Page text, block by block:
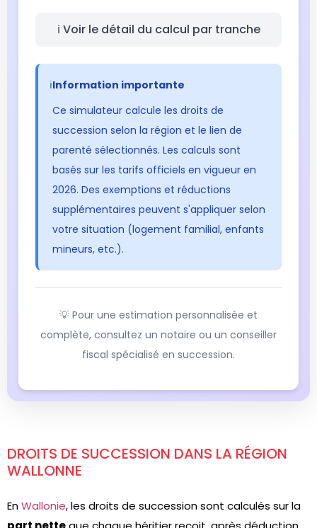
ℹ️ Voir le détail du calcul par tranche
ℹ️Information importante
Ce simulateur calcule les droits de
succession selon la région et le lien de
parenté sélectionnés. Les calculs sont
basés sur les tarifs officiels en vigueur en
2026. Des exemptions et réductions
supplémentaires peuvent s'appliquer selon
votre situation (logement familial, enfants
mineurs, etc.).
💡 Pour une estimation personnalisée et
complète, consultez un notaire ou un conseiller
fiscal spécialisé en succession.
DROITS DE SUCCESSION DANS LA RÉGION
WALLONNE
EnWallonie, les droits de succession sont calculés sur la